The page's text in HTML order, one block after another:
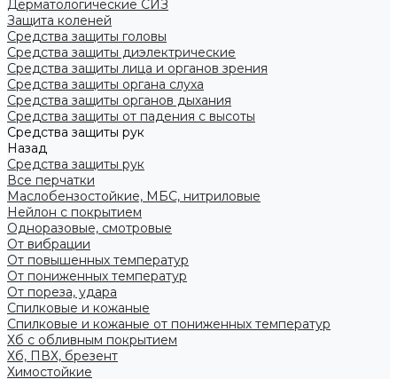
Дерматологические СИЗ
Защита коленей
Средства защиты головы
Средства защиты диэлектрические
Средства защиты лица и органов зрения
Средства защиты органа слуха
Средства защиты органов дыхания
Средства защиты от падения с высоты
Средства защиты рук
Назад
Средства защиты рук
Все перчатки
Маслобензостойкие, МБС, нитриловые
Нейлон с покрытием
Одноразовые, смотровые
От вибрации
От повышенных температур
От пониженных температур
От пореза, удара
Спилковые и кожаные
Спилковые и кожаные от пониженных температур
Хб с обливным покрытием
Хб, ПВХ, брезент
Химостойкие